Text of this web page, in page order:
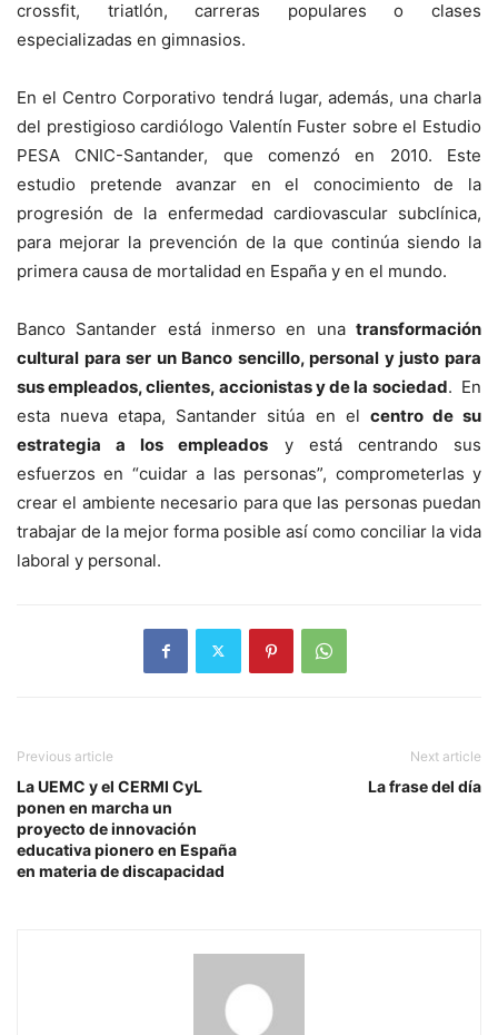
crossfit, triatlón, carreras populares o clases
especializadas en gimnasios.
En el Centro Corporativo tendrá lugar, además, una charla
del prestigioso cardiólogo Valentín Fuster sobre el Estudio
PESA CNIC-Santander, que comenzó en 2010. Este
estudio pretende avanzar en el conocimiento de la
progresión de la enfermedad cardiovascular subclínica,
para mejorar la prevención de la que continúa siendo la
primera causa de mortalidad en España y en el mundo.
Banco Santander está inmerso en una transformación
cultural para ser un Banco sencillo, personal y justo para
sus empleados, clientes, accionistas y de la sociedad. En
esta nueva etapa, Santander sitúa en el centro de su
estrategia a los empleados y está centrando sus
esfuerzos en “cuidar a las personas”, comprometerlas y
crear el ambiente necesario para que las personas puedan
trabajar de la mejor forma posible así como conciliar la vida
laboral y personal.
Previous article
La UEMC y el CERMI CyL
ponen en marcha un
proyecto de innovación
educativa pionero en España
en materia de discapacidad
Next article
La frase del día